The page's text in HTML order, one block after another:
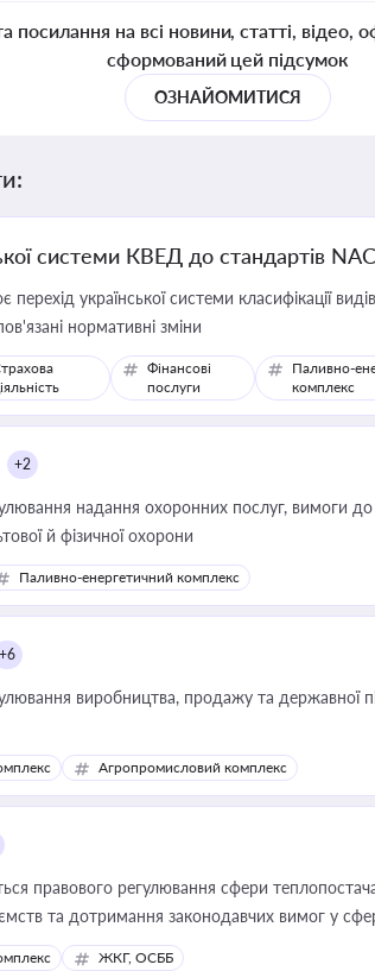
на всі новини, статті, відео,
сформований цей підсумок
ОЗНАЙОМИТИСЯ
системи КВЕД до стандартів
української системи класифікації
нормативні зміни
Фінансові
послуги
Паливно-
комплекс
+2
надання охоронних послуг, вимоги до
й фізичної охорони
Паливно-енергетичний комплекс
+6
виробництва, продажу та державної
Агропромисловий комплекс
правового регулювання сфери
та дотримання законодавчих вимог у
ЖКГ, ОСББ